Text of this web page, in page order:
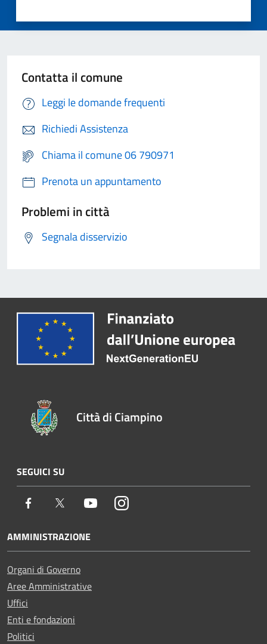
Contatta il comune
Leggi le domande frequenti
Richiedi Assistenza
Chiama il comune 06 790971
Prenota un appuntamento
Problemi in città
Segnala disservizio
Città di Ciampino
SEGUICI SU
Facebook Twitter YoutubeInstagram
AMMINISTRAZIONE
Organi di Governo
Aree Amministrative
Uffici
Enti e fondazioni
Politici